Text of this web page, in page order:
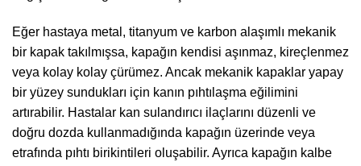
Eğer hastaya metal, titanyum ve karbon alaşımlı mekanik
bir kapak takılmışsa, kapağın kendisi aşınmaz, kireçlenmez
veya kolay kolay çürümez. Ancak mekanik kapaklar yapay
bir yüzey sundukları için kanın pıhtılaşma eğilimini
artırabilir. Hastalar kan sulandırıcı ilaçlarını düzenli ve
doğru dozda kullanmadığında kapağın üzerinde veya
etrafında pıhtı birikintileri oluşabilir. Ayrıca kapağın kalbe